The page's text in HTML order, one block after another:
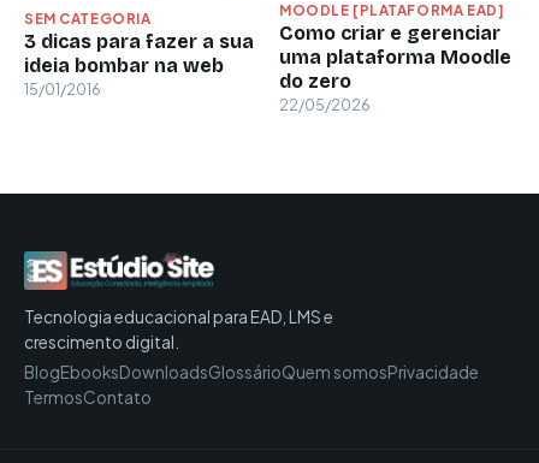
SEM CATEGORIA
3 dicas para fazer a sua
ideia bombar na web
15/01/2016
MOODLE [PLATAFORMA EAD]
Como criar e gerenciar
uma plataforma Moodle
do zero
22/05/2026
Tecnologia educacional para EAD, LMS e
crescimento digital.
BlogEbooksDownloadsGlossárioQuem somosPrivacidade
TermosContato